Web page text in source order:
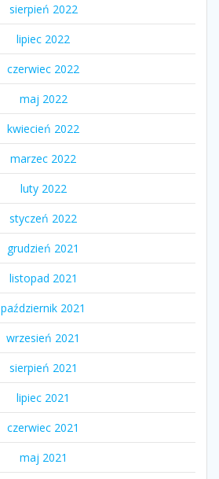
sierpień 2022
lipiec 2022
czerwiec 2022
maj 2022
kwiecień 2022
marzec 2022
luty 2022
styczeń 2022
grudzień 2021
listopad 2021
październik 2021
wrzesień 2021
sierpień 2021
lipiec 2021
czerwiec 2021
maj 2021